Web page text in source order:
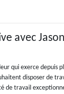
avec Jason
qui exerce depuis
disposer de
de travail